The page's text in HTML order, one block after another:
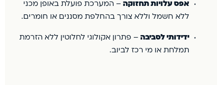
אפס עלויות תחזוקה – המערכת פועלת באופן מכני
ללא חשמל וללא צורך בהחלפת מסננים או חומרים.
ידידותי לסביבה – פתרון אקולוגי לחלוטין ללא הזרמת
תמלחת או מי רכז לביוב.